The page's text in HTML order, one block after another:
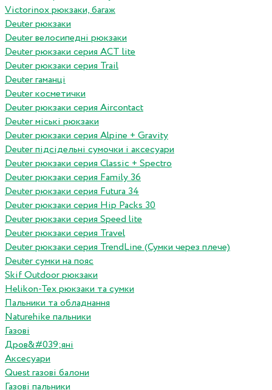
Victorinox рюкзаки, багаж
Deuter рюкзаки
Deuter велосипедні рюкзаки
Deuter рюкзаки серия ACT lite
Deuter рюкзаки серия Trail
Deuter гаманці
Deuter косметички
Deuter рюкзаки серия Aircontact
Deuter міські рюкзаки
Deuter рюкзаки серия Alpine + Gravity
Deuter підсідельні сумочки і аксесуари
Deuter рюкзаки серия Classic + Spectro
Deuter рюкзаки серия Family 36
Deuter рюкзаки серия Futura 34
Deuter рюкзаки серия Hip Packs 30
Deuter рюкзаки серия Speed lite
Deuter рюкзаки серия Travel
Deuter рюкзаки серия TrendLine (Сумки через плече)
Deuter сумки на пояс
Skif Outdoor рюкзаки
Helikon-Tex рюкзаки та сумки
Пальники та обладнання
Naturehike пальники
Газові
Дров&#039;яні
Аксесуари
Quest газові балони
Газові пальники